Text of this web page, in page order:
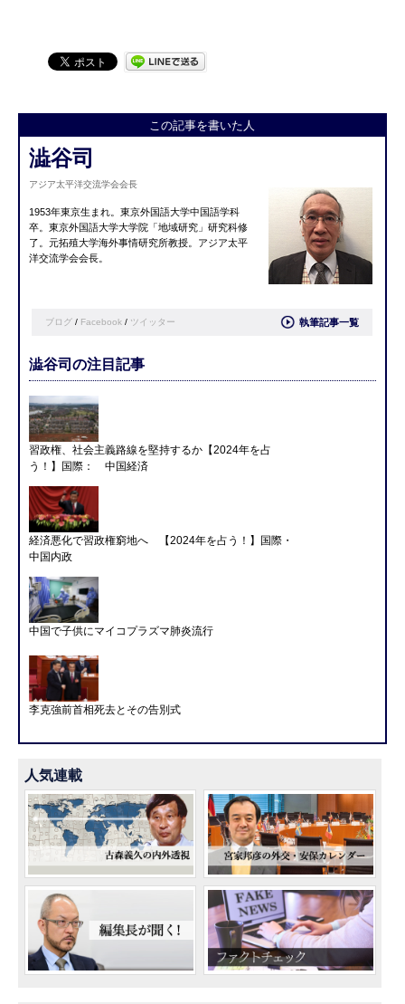
この記事を書いた人
澁谷司
アジア太平洋交流学会会長
1953年東京生まれ。東京外国語大学中国語学科
卒。東京外国語大学大学院「地域研究」研究科修
了。元拓殖大学海外事情研究所教授。 アジア太平
洋交流学会会長。
ブログ / Facebook / ツイッター 執筆記事一覧
澁谷司の注目記事
習政権、社会主義路線を堅持するか【2024年を占
う！】国際： 中国経済
経済悪化で習政権窮地へ 【2024年を占う！】国際・
中国内政
中国で子供にマイコプラズマ肺炎流行
李克強前首相死去とその告別式
人気連載